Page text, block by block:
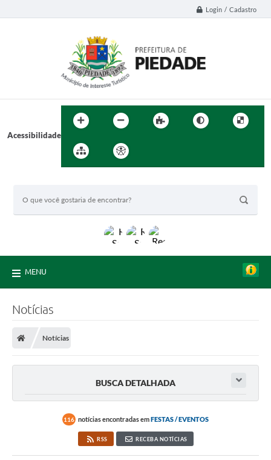
Login / Cadastro
Acessibilidade
MENU
Notícias
Notícias
BUSCA DETALHADA
116 notícias encontradas emFESTAS / EVENTOS
RSS RECEBA NOTÍCIAS